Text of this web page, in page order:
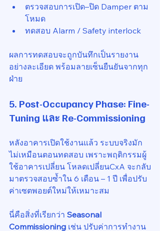
ตรวจสอบการเปิด–ปิด Damper ตาม
โหมด
ทดสอบ Alarm / Safety interlock
ผลการทดสอบจะถูกบันทึกเป็นรายงาน
อย่างละเอียด พร้อมลายเซ็นยืนยันจากทุก
ฝ่าย
5. Post-Occupancy Phase: Fine-
Tuning และ Re-Commissioning
หลังอาคารเปิดใช้งานแล้ว ระบบจริงมัก
ไม่เหมือนตอนทดสอบ เพราะพฤติกรรมผู้
ใช้อาคารเปลี่ยน โหลดเปลี่ยนCxA จะกลับ
มาตรวจสอบซ้ำใน 6 เดือน – 1 ปี เพื่อปรับ
ค่าเซตพอยต์ใหม่ให้เหมาะสม
นี่คือสิ่งที่เรียกว่า Seasonal
Commissioning เช่น ปรับค่าการทำงาน